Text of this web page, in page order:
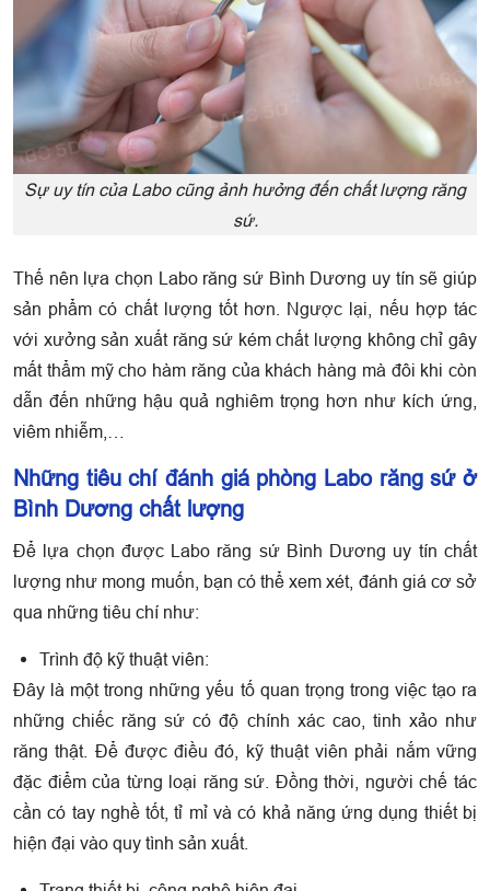
Sự uy tín của Labo cũng ảnh hưởng đến chất lượng răng
sứ.
Thế nên lựa chọn Labo răng sứ Bình Dương uy tín sẽ giúp
sản phẩm có chất lượng tốt hơn. Ngược lại, nếu hợp tác
với xưởng sản xuất răng sứ kém chất lượng không chỉ gây
mất thẩm mỹ cho hàm răng của khách hàng mà đôi khi còn
dẫn đến những hậu quả nghiêm trọng hơn như kích ứng,
viêm nhiễm,…
Những tiêu chí đánh giá phòng Labo răng sứ ở
Bình Dương chất lượng
Để lựa chọn được Labo răng sứ Bình Dương uy tín chất
lượng như mong muốn, bạn có thể xem xét, đánh giá cơ sở
qua những tiêu chí như:
Trình độ kỹ thuật viên:
Đây là một trong những yếu tố quan trọng trong việc tạo ra
những chiếc răng sứ có độ chính xác cao, tinh xảo như
răng thật. Để được điều đó, kỹ thuật viên phải nắm vững
đặc điểm của từng loại răng sứ. Đồng thời, người chế tác
cần có tay nghề tốt, tỉ mỉ và có khả năng ứng dụng thiết bị
hiện đại vào quy tình sản xuất.